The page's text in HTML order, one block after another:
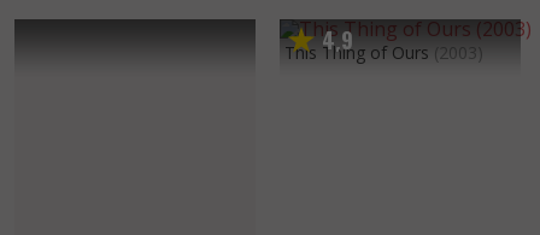
4,9
This Thing of Ours (2003)